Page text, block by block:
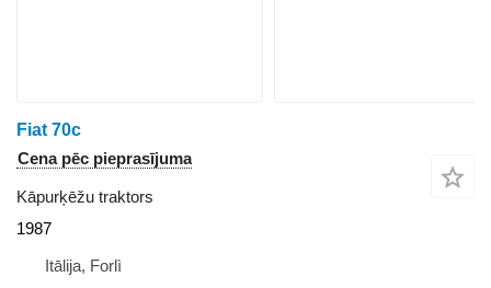
Fiat 70c
Cena pēc pieprasījuma
Kāpurķēžu traktors
1987
Itālija, Forlì